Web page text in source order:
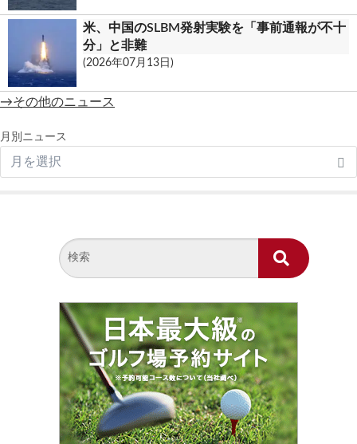
米、中国のSLBM発射実験を「事前通報が不十
分」と非難
(2026年07月13日)
→その他のニュース
月別ニュース